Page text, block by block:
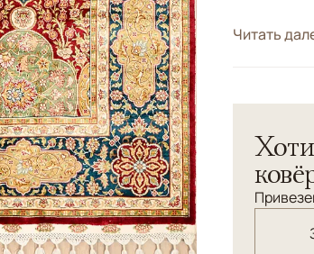
Стиль
Читать